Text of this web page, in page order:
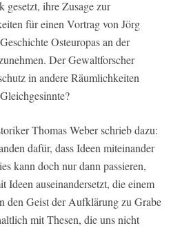
gesetzt, ihre Zusage zur
für einen Vortrag von Jörg
Osteuropas an der
Der Gewaltforscher
in andere Räumlichkeiten
Thomas Weber schrieb dazu:
dafür, dass Ideen miteinander
kann doch nur dann passieren,
Ideen auseinandersetzt, die einem
Geist der Aufklärung zu Grabe
mit Thesen, die uns nicht